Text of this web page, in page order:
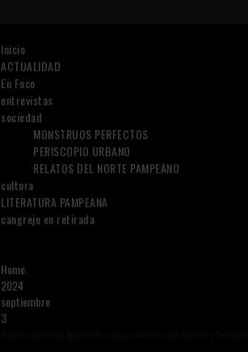
Inicio
ACTUALIDAD
En Foco
entrevistas
sociedad
MONSTRUOS PERFECTOS
PERISCOPIO URBANO
RELATOS DEL NORTE PAMPEANO
cultura
LITERATURA PAMPEANA
cangrejo en retirada
Home
2024
septiembre
3